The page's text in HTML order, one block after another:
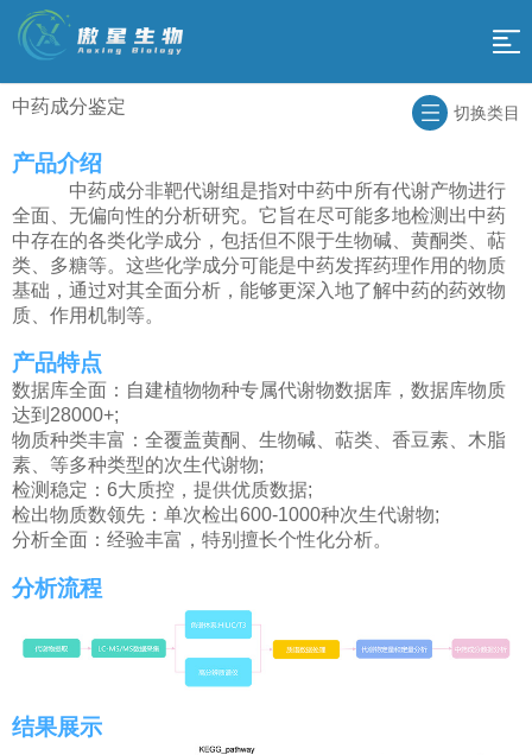
网
站
导
航
科
研
术
平
组
学
测
序
促
销
活
动
傲
云
平
台
作
流
程
关
于
我
们
返
回
页
中药成分鉴定 切换类目
产品介绍
中药成分非靶代谢组是指对中药中所有代谢产物进行
全面、无偏向性的分析研究。它旨在尽可能多地检测出中药
中存在的各类化学成分，包括但不限于生物碱、黄酮类、萜
类、多糖等。这些化学成分可能是中药发挥药理作用的物质
基础，通过对其全面分析，能够更深入地了解中药的药效物
质、作用机制等。
产品特点
数据库全面：自建植物物种专属代谢物数据库，数据库物质
达到28000+;
物质种类丰富：全覆盖黄酮、生物碱、萜类、香豆素、木脂
素、等多种类型的次生代谢物;
检测稳定：6大质控，提供优质数据;
检出物质数领先：单次检出600-1000种次生代谢物;
分析全面：经验丰富，特别擅长个性化分析。
分析流程
结果展示